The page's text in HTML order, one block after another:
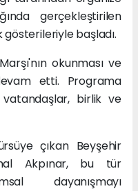
gerçekleştirilen
başladı.
okunması ve
etti. Programa
birlik ve
çıkan Beyşehir
Akpınar, bu tür
dayanışmayı